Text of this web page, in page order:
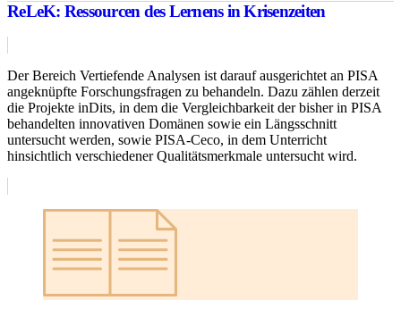
ReLeK: Ressourcen des Lernens in Krisenzeiten
Der Bereich Vertiefende Analysen ist darauf ausgerichtet an PISA
angeknüpfte Forschungsfragen zu behandeln. Dazu zählen derzeit
die Projekte inDits, in dem die Vergleichbarkeit der bisher in PISA
behandelten innovativen Domänen sowie ein Längsschnitt
untersucht werden, sowie PISA-Ceco, in dem Unterricht
hinsichtlich verschiedener Qualitätsmerkmale untersucht wird.